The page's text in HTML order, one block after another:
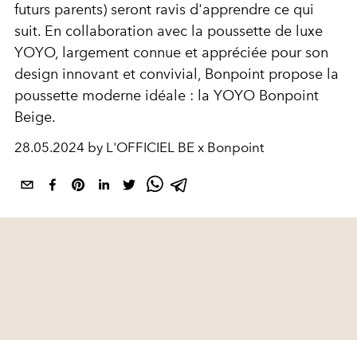
futurs parents) seront ravis d'apprendre ce qui
suit. En collaboration avec la poussette de luxe
YOYO, largement connue et appréciée pour son
design innovant et convivial, Bonpoint propose la
poussette moderne idéale : la YOYO Bonpoint
Beige.
28.05.2024 by L'OFFICIEL BE x Bonpoint